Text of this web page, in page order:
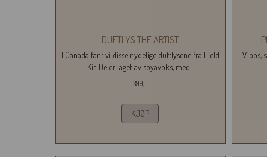
DUFTLYS THE ARTIST
I Canada fant vi disse nydelige duftlysene fra Field
Kit. De er laget av soyavoks, med...
399,-
KJØP
Vipps,